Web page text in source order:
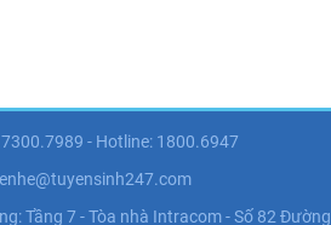
- Hotline: 1800.6947
Tầng 7 - Tòa nhà Intracom - Số 82 Đường